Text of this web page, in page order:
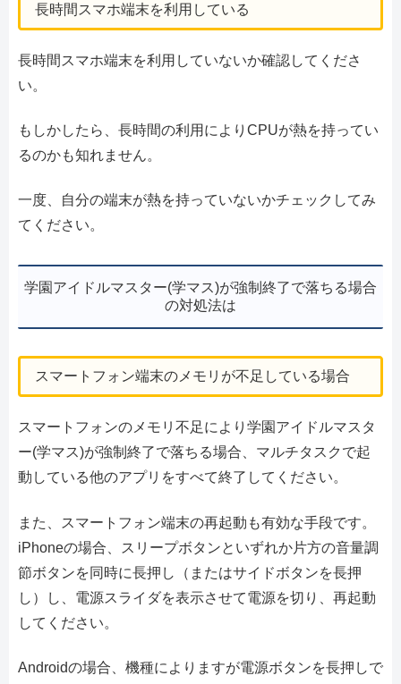
長時間スマホ端末を利用している
長時間スマホ端末を利用していないか確認してくださ
い。
もしかしたら、長時間の利用によりCPUが熱を持ってい
るのかも知れません。
一度、自分の端末が熱を持っていないかチェックしてみ
てください。
学園アイドルマスター(学マス)が強制終了で落ちる場合
の対処法は
スマートフォン端末のメモリが不足している場合
スマートフォンのメモリ不足により学園アイドルマスタ
ー(学マス)が強制終了で落ちる場合、マルチタスクで起
動している他のアプリをすべて終了してください。
また、スマートフォン端末の再起動も有効な手段です。
iPhoneの場合、スリープボタンといずれか片方の音量調
節ボタンを同時に長押し（またはサイドボタンを長押
し）し、電源スライダを表示させて電源を切り、再起動
してください。
Androidの場合、機種によりますが電源ボタンを長押しで